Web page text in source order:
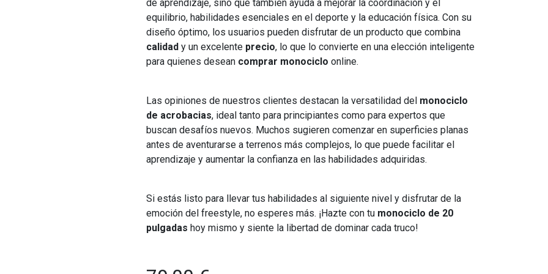
de aprendizaje, sino que también ayuda a mejorar la coordinación y el
equilibrio, habilidades esenciales en el deporte y la educación física. Con su
diseño óptimo, los usuarios pueden disfrutar de un producto que combina
calidad y un excelente precio, lo que lo convierte en una elección inteligente
para quienes desean comprar monociclo online.
Las opiniones de nuestros clientes destacan la versatilidad del monociclo
de acrobacias, ideal tanto para principiantes como para expertos que
buscan desafíos nuevos. Muchos sugieren comenzar en superficies planas
antes de aventurarse a terrenos más complejos, lo que puede facilitar el
aprendizaje y aumentar la confianza en las habilidades adquiridas.
Si estás listo para llevar tus habilidades al siguiente nivel y disfrutar de la
emoción del freestyle, no esperes más. ¡Hazte con tu monociclo de 20
pulgadas hoy mismo y siente la libertad de dominar cada truco!